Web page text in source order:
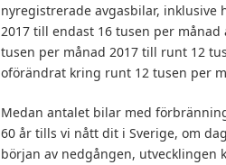
nyregistrerade avgasbilar,
2017 till endast 16 tusen per
tusen per månad 2017 till runt 12
oförändrat kring runt 12 tusen per
Medan antalet bilar med
60 år tills vi nått dit i Sverige, om
början av nedgången, utvecklingen